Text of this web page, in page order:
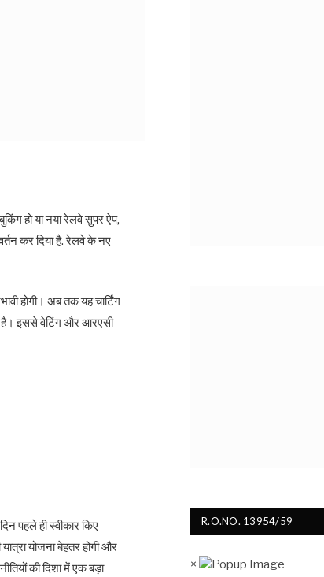
हो या नया रेलवे सुपर ऐप,
कर दिया है. रेलवे के नए
होगी। अब तक यह चार्टिंग
है। इससे वेटिंग और आरएसी
पहले ही स्वीकार किए
योजना बेहतर होगी और
की दिशा में एक बड़ा
R.O.NO. 13954/59
×